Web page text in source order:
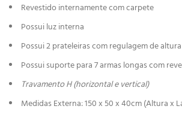
Revestido internamente com carpete
Possui luz interna
Possui 2 prateleiras com regulagem de
Possui suporte para 7 armas longas com
Travamento H (horizontal e vertical)
Medidas Externa: 150 x 50 x 40cm (Altura x